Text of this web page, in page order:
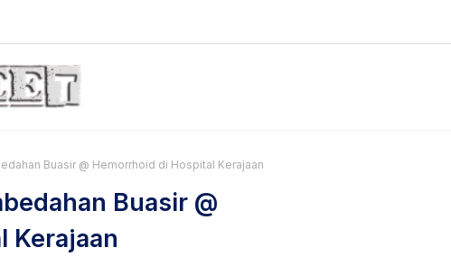
Buasir @ Hemorrhoid di Hospital Kerajaan
Buasir @
Kerajaan